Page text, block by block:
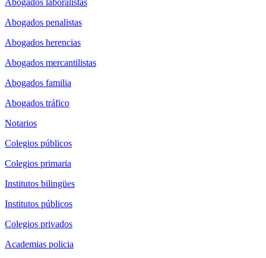
Abogados penalistas
Abogados herencias
Abogados mercantilistas
Abogados familia
Abogados tráfico
Notarios
Colegios públicos
Colegios primaria
Institutos bilingües
Institutos públicos
Colegios privados
Academias policia